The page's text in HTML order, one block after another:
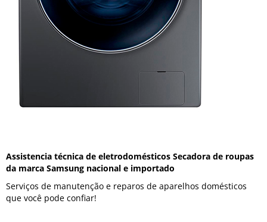
Assistencia técnica de eletrodomésticos Secadora de roupas
da marca Samsung nacional e importado
Serviços de manutenção e reparos de aparelhos domésticos
que você pode confiar!